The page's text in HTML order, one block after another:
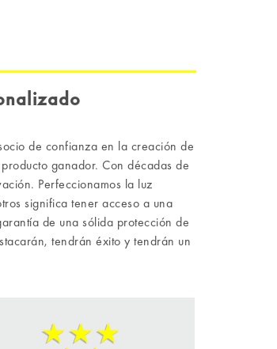
de confianza en la creación de
ganador. Con décadas de
Perfeccionamos la luz
significa tener acceso a una
de una sólida protección de
tendrán éxito y tendrán un